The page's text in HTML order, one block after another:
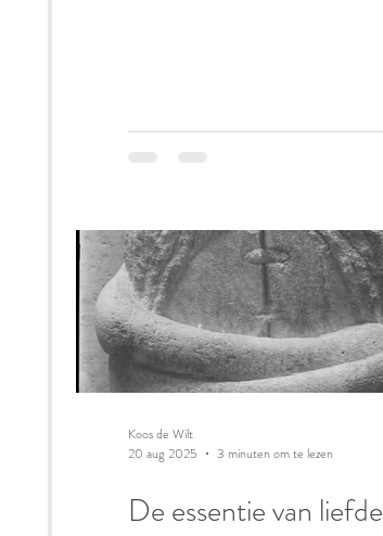
De essentie van liefde
Koos de Wilt
20 aug 2025
3 minuten om te lezen